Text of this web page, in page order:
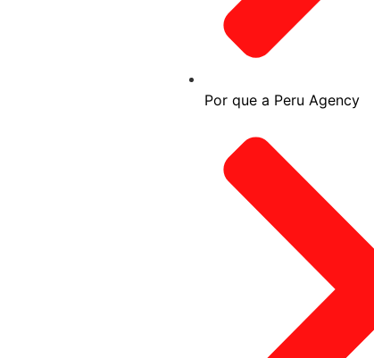
Por que a Peru Agency